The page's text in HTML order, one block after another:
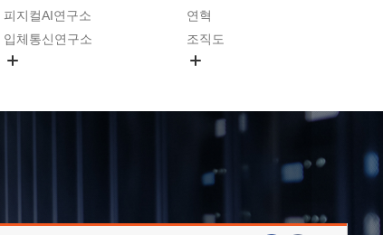
피지컬AI연구소
입체통신연구소
호남권연구본부
연혁
조직도
연구원 고객헌장
주요업무연락처